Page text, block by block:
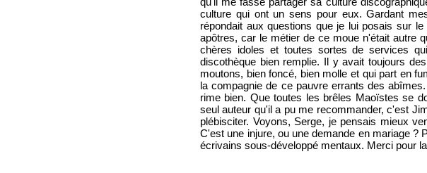
culture qui ont un sens pour eux. Gardant
répondait aux questions que je lui posais sur
apôtres, car le métier de ce moue n'était autre
chères idoles et toutes sortes de services
discothèque bien remplie. Il y avait toujours
moutons, bien foncé, bien molle et qui part en
la compagnie de ce pauvre errants des
rime bien. Que toutes les brêles Maoïstes se
seul auteur qu'il a pu me recommander, c'est
plébisciter. Voyons, Serge, je pensais mieux
C'est une injure, ou une demande en mariage ?
écrivains sous-développé mentaux. Merci pour